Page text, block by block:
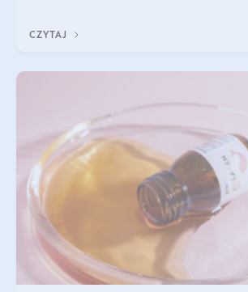
wysokiej jakości suplem
CZYTAJ